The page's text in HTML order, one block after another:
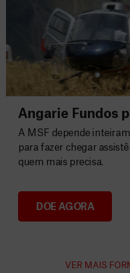
Angarie
Angarie Fundos
A MSF depende
para fazer chegar
quem mais precisa.
DOE AGORA
VER MAIS